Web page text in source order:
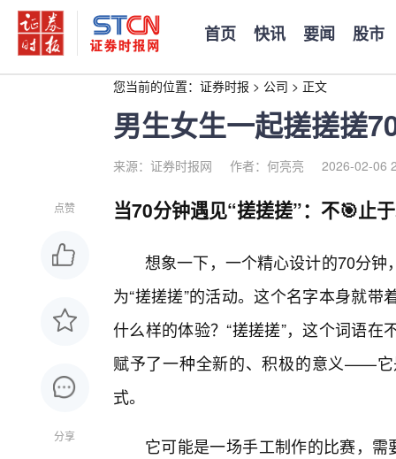
首页 快讯 要闻 股市
您当前的位置： 证券时报 > 公司 > 正文
男生女生一起搓搓搓
来源：证券时报网 作者：何亮亮 2026-02-06
点赞
分享
当70分钟遇见“搓搓搓”：不🎯止
想象一下，一个精心设计的70分
为“搓搓搓”的活动。这个名字本身就
什么样的体验？“搓搓搓”，这个词语
赋予了一种全新的、积极的意义——
式。
它可能是一场手工制作的比赛，需